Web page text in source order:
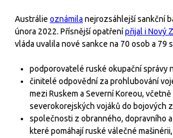
Austrálie oznámila nejrozsáhlejší sankční
února 2022. Přísnější opatřenípřijal i Nový
vláda uvalila nové sankce na 70 osob a 79
podporovatelé ruské okupační správy
činitelé odpovědní za prohlubování
mezi Ruskem a Severní Koreou,
severokorejských vojáků do bojových
společnosti z obranného, dopravního
které pomáhají ruské válečné mašinérii,